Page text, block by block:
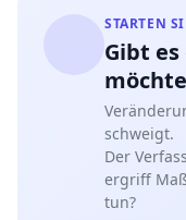
STARTEN
Gibt
schweigt.
Der
ergriff
tun?